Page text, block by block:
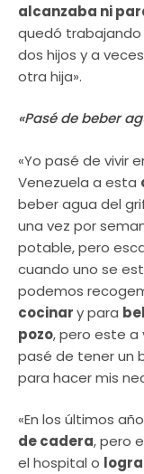
alcanzaba ni
quedó trabajando
dos hijos y a
otra hija».
«Pasé de beber
«Yo pasé de vivir
Venezuela a esta
beber agua del
una vez por
potable, pero
cuando uno se
podemos
cocinary para
pozo, pero este a
pasé de tener un
para hacer mis
«En los últimos
de cadera, pero
el hospital o